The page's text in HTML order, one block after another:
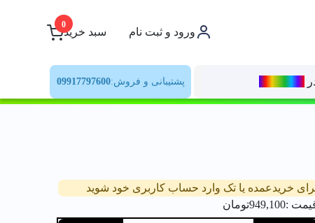
ورود و ثبت نام سبد خرید
0
پشتیبانی و فروش:09917797600
خریدعمده یا تک وارد حساب کاربری خود شوید
:
949,100تومان